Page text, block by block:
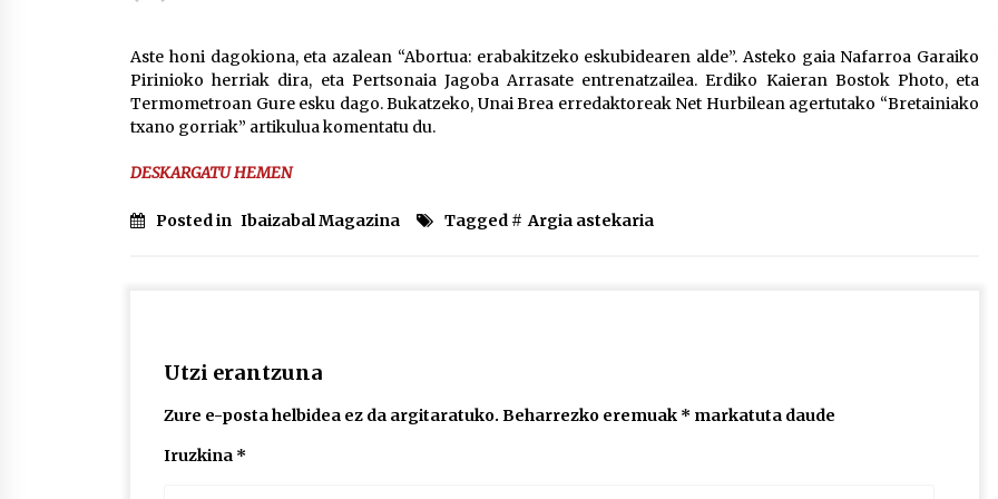
POTTO: San Pedro jaietako bertso-
saioa
2026/07/09
Larunbatean Plentziako Itsas
Martxa ospatuko da
2026/07/03
Aste honi dagokiona, eta azalean “Abortua: erabakitzeko eskubidearen alde”. Asteko gaia Nafarroa Garaiko
Pirinioko herriak dira, eta Pertsonaia Jagoba Arrasate entrenatzailea. Erdiko Kaieran Bostok Photo, eta
Termometroan Gure esku dago. Bukatzeko, Unai Brea erredaktoreak Net Hurbilean agertutako “Bretainiako
txano gorriak” artikulua komentatu du.
DESKARGATU HEMEN
Posted in Ibaizabal Magazina Tagged # Argia astekaria
Utzi erantzuna
Zure e-posta helbidea ez da argitaratuko. Beharrezko eremuak * markatuta daude
Iruzkina *